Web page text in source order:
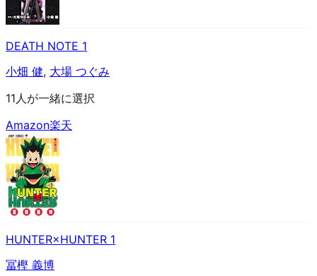
DEATH NOTE 1
小畑 健, 大場 つぐみ
11人が一緒に選択
Amazon楽天
HUNTER×HUNTER 1
冨樫 義博